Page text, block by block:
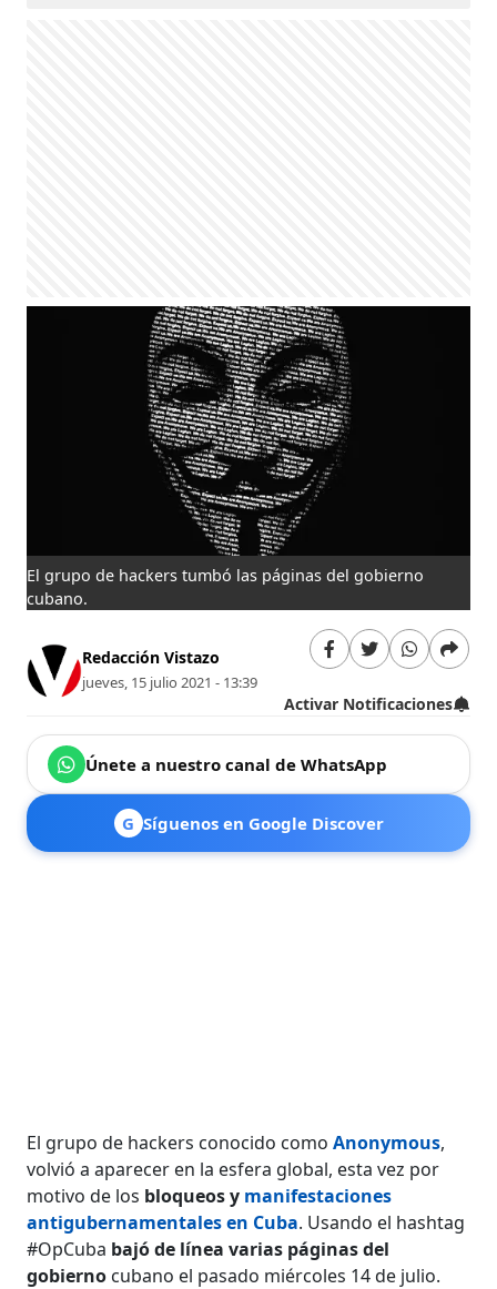
El grupo de hackers tumbó las páginas del gobierno
cubano.
Redacción Vistazo
jueves, 15 julio 2021 - 13:39
Activar Notificaciones
Únete a nuestro canal de WhatsApp
G Síguenos en Google Discover
El grupo de hackers conocido comoAnonymous,
volvió a aparecer en la esfera global, esta vez por
motivo de los bloqueos y manifestaciones
antigubernamentales en Cuba. Usando el hashtag
#OpCuba bajó de línea varias páginas del
gobierno cubano el pasado miércoles 14 de julio.